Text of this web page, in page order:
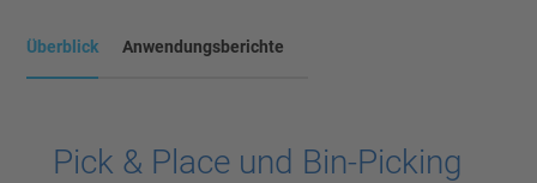
Überblick Anwendungsberichte
Pick & Place und Bin-Picking